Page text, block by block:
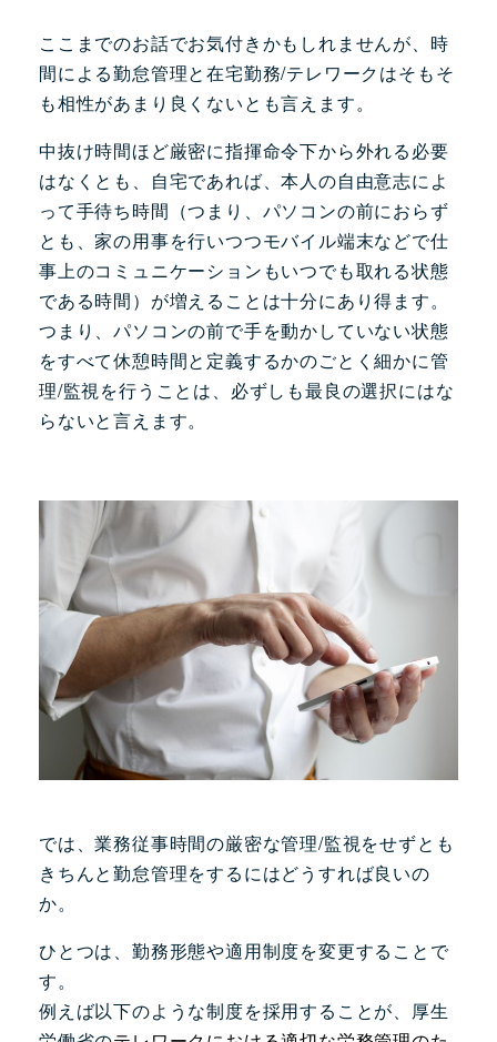
ここまでのお話でお気付きかもしれませんが、時
間による勤怠管理と在宅勤務/テレワークはそもそ
も相性があまり良くないとも言えます。
中抜け時間ほど厳密に指揮命令下から外れる必要
はなくとも、自宅であれば、本人の自由意志によ
って手待ち時間（つまり、パソコンの前におらず
とも、家の用事を行いつつモバイル端末などで仕
事上のコミュニケーションもいつでも取れる状態
である時間）が増えることは十分にあり得ます。
つまり、パソコンの前で手を動かしていない状態
をすべて休憩時間と定義するかのごとく細かに管
理/監視を行うことは、必ずしも最良の選択にはな
らないと言えます。
では、業務従事時間の厳密な管理/監視をせずとも
きちんと勤怠管理をするにはどうすれば良いの
か。
ひとつは、勤務形態や適用制度を変更することで
す。
例えば以下のような制度を採用することが、厚生